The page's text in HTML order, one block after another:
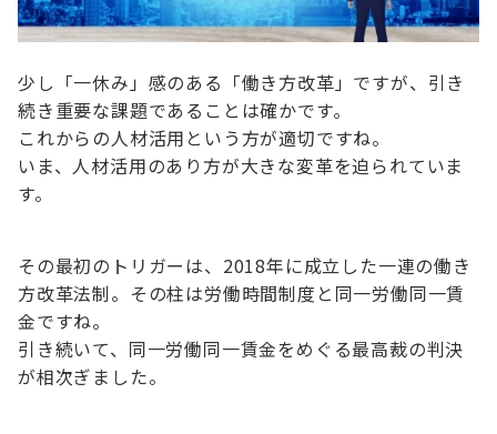
少し「一休み」感のある「働き方改革」ですが、引き
続き重要な課題であることは確かです。
これからの人材活用という方が適切ですね。
いま、人材活用のあり方が大きな変革を迫られていま
す。
その最初のトリガーは、2018年に成立した一連の働き
方改革法制。その柱は労働時間制度と同一労働同一賃
金ですね。
引き続いて、同一労働同一賃金をめぐる最高裁の判決
が相次ぎました。